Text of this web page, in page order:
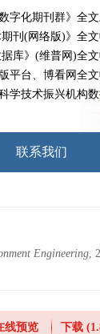
字化期刊群》全
刊(网络版)》全文
据库》(维普网)全
平台、博看网全文
学技术振兴机构
联系我们
Engineering,
线预览 下载